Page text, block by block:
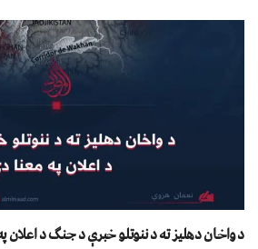
د واخان دهلیز ته د ننوتلو خبرې د جنګ د اعلان